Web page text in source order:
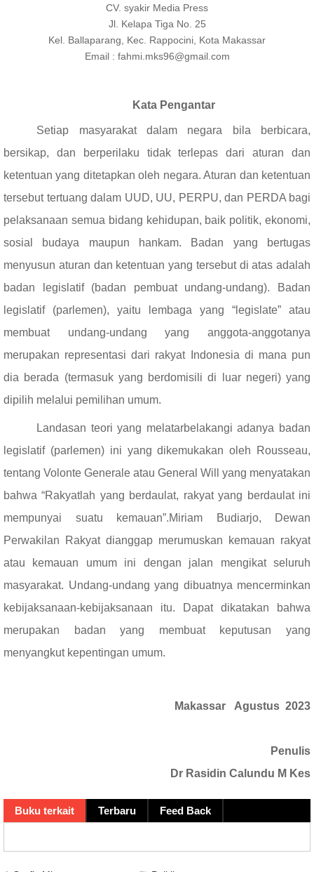
CV. syakir Media Press
Jl. Kelapa Tiga No. 25
Kel. Ballaparang, Kec. Rappocini, Kota Makassar
Email : fahmi.mks96@gmail.com
Kata Pengantar
Setiap masyarakat dalam negara bila berbicara,
bersikap, dan berperilaku tidak terlepas dari aturan dan
ketentuan yang ditetapkan oleh negara. Aturan dan ketentuan
tersebut tertuang dalam UUD, UU, PERPU, dan PERDA bagi
pelaksanaan semua bidang kehidupan, baik politik, ekonomi,
sosial budaya maupun hankam. Badan yang bertugas
menyusun aturan dan ketentuan yang tersebut di atas adalah
badan legislatif (badan pembuat undang-undang). Badan
legislatif (parlemen), yaitu lembaga yang “legislate” atau
membuat undang-undang yang anggota-anggotanya
merupakan representasi dari rakyat Indonesia di mana pun
dia berada (termasuk yang berdomisili di luar negeri) yang
dipilih melalui pemilihan umum.
Landasan teori yang melatarbelakangi adanya badan
legislatif (parlemen) ini yang dikemukakan oleh Rousseau,
tentang Volonte Generale atau General Will yang menyatakan
bahwa “Rakyatlah yang berdaulat, rakyat yang berdaulat ini
mempunyai suatu kemauan”.Miriam Budiarjo, Dewan
Perwakilan Rakyat dianggap merumuskan kemauan rakyat
atau kemauan umum ini dengan jalan mengikat seluruh
masyarakat. Undang-undang yang dibuatnya mencerminkan
kebijaksanaan-kebijaksanaan itu. Dapat dikatakan bahwa
merupakan badan yang membuat keputusan yang
menyangkut kepentingan umum.
Makassar Agustus 2023
Penulis
Dr Rasidin Calundu M Kes
Buku terkait Terbaru Feed Back